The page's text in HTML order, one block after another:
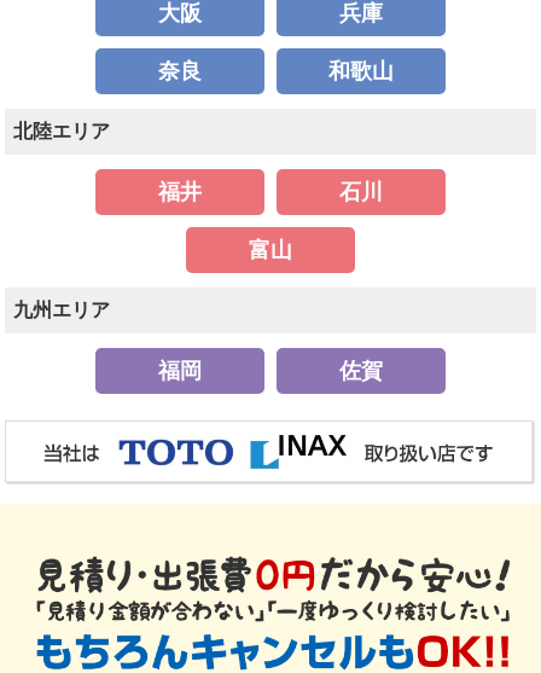
大阪 兵庫
奈良 和歌山
北陸エリア
福井 石川
富山
九州エリア
福岡 佐賀